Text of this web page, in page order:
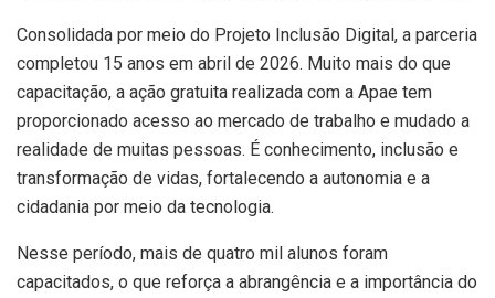
Consolidada por meio do Projeto Inclusão Digital, a parceria
completou 15 anos em abril de 2026. Muito mais do que
capacitação, a ação gratuita realizada com a Apae tem
proporcionado acesso ao mercado de trabalho e mudado a
realidade de muitas pessoas. É conhecimento, inclusão e
transformação de vidas, fortalecendo a autonomia e a
cidadania por meio da tecnologia.
Nesse período, mais de quatro mil alunos foram
capacitados, o que reforça a abrangência e a importância do